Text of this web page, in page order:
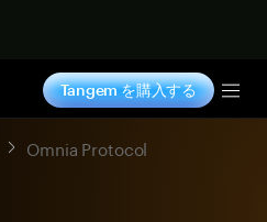
Tangem を購入する
Omnia Protocol